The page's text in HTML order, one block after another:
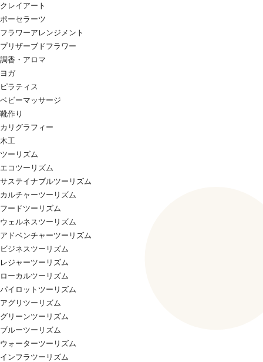
クレイアート
ポーセラーツ
フラワーアレンジメント
プリザーブドフラワー
調香・アロマ
ヨガ
ピラティス
ベビーマッサージ
靴作り
カリグラフィー
木工
ツーリズム
エコツーリズム
サステイナブルツーリズム
カルチャーツーリズム
フードツーリズム
ウェルネスツーリズム
アドベンチャーツーリズム
ビジネスツーリズム
レジャーツーリズム
ローカルツーリズム
パイロットツーリズム
アグリツーリズム
グリーンツーリズム
ブルーツーリズム
ウォーターツーリズム
インフラツーリズム